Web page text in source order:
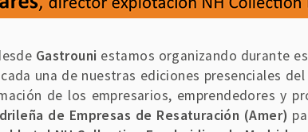
Gastrouni estamos organizando durante
una de nuestras ediciones presenciales del
de los empresarios, emprendedores y
de Empresas de Resaturación (Amer)